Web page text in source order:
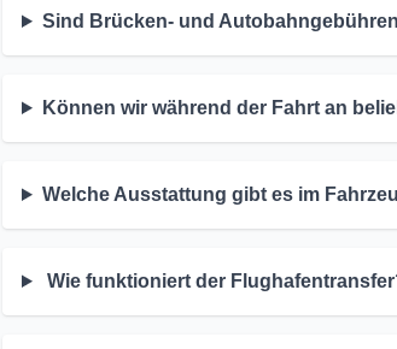
Sind Brücken- und
Können wir während der Fahrt an
Welche Ausstattung gibt es im
Wie funktioniert der